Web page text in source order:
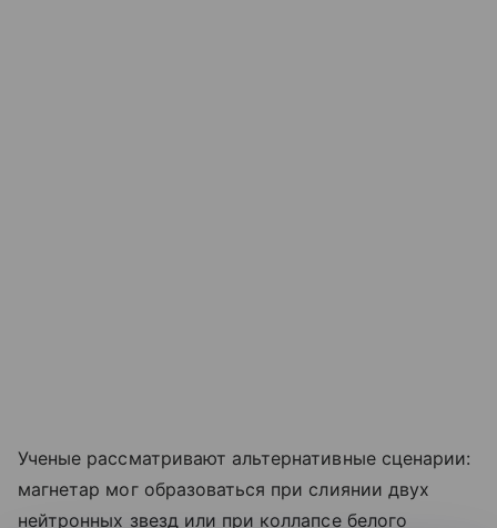
Ученые рассматривают альтернативные сценарии:
магнетар мог образоваться при слиянии двух
нейтронных звезд или при коллапсе белого